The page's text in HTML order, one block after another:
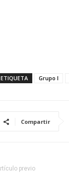
ETIQUETA Grupo I
Compartir
previo